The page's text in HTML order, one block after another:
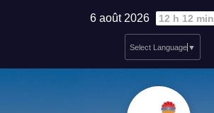
6 août 2026 12 h 12 min
Select Language ▼